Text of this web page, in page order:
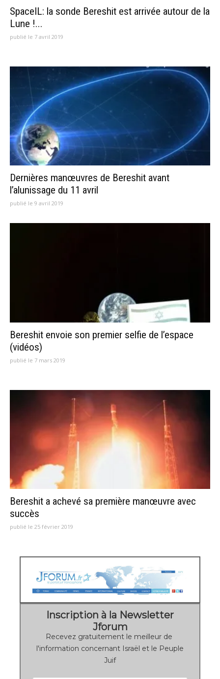
SpaceIL: la sonde Bereshit est arrivée autour de la
Lune !...
publié le 7 avril 2019
Dernières manœuvres de Bereshit avant
l’alunissage du 11 avril
publié le 9 avril 2019
Bereshit envoie son premier selfie de l’espace
(vidéos)
publié le 7 mars 2019
Bereshit a achevé sa première manœuvre avec
succès
publié le 25 février 2019
Inscription à la Newsletter
Jforum
Recevez gratuitement le meilleur de
l'information concernant Israël et le Peuple
Juif